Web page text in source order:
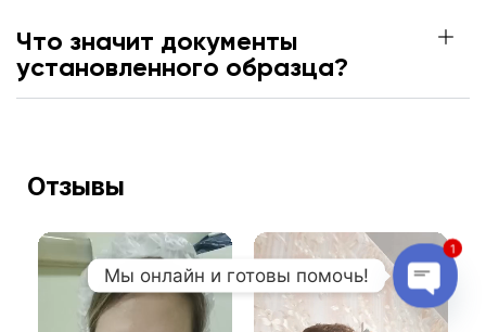
Что значит документы
установленного образца?
Отзывы
Мы онлайн и готовы помочь!
Open
1